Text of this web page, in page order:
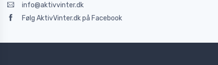
info@aktivvinter.dk
Følg AktivVinter.dk på Facebook